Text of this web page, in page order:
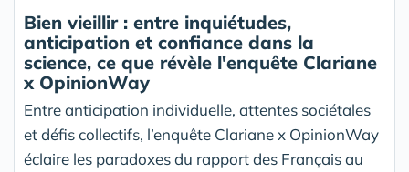
Bien vieillir : entre inquiétudes,
anticipation et confiance dans la
science, ce que révèle l'enquête Clariane
x OpinionWay
Entre anticipation individuelle, attentes sociétales
et défis collectifs, l’enquête Clariane x OpinionWay
éclaire les paradoxes du rapport des Français au